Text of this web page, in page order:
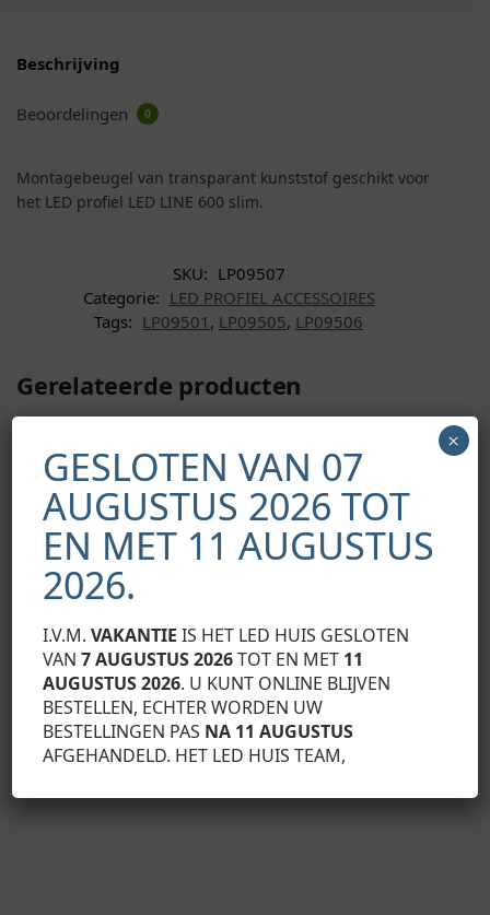
Beschrijving
Beoordelingen 0
Montagebeugel van transparant kunststof geschikt voor
het LED profiel LED LINE 600 slim.
SKU: LP09507
Categorie: LED PROFIEL ACCESSOIRES
Tags: LP09501 , LP09505, LP09506
Gerelateerde producten
LED PROFIEL ACCESSOIRES
Alu Corner, Montagebeugel
€2,29 Exclusief BTW
Toevoegen aan winkelwagen
Eindkap Slim
GESLOTEN VAN 07
AUGUSTUS 2026 TOT
EN MET 11 AUGUSTUS
2026.
I.V.M.VAKANTIE IS HET LED HUIS GESLOTEN
VAN7 AUGUSTUS 2026TOT EN MET 11
AUGUSTUS 2026. U KUNT ONLINE BLIJVEN
BESTELLEN, ECHTER WORDEN UW
BESTELLINGEN PAS NA 11 AUGUSTUS
AFGEHANDELD. HET LED HUIS TEAM,
×